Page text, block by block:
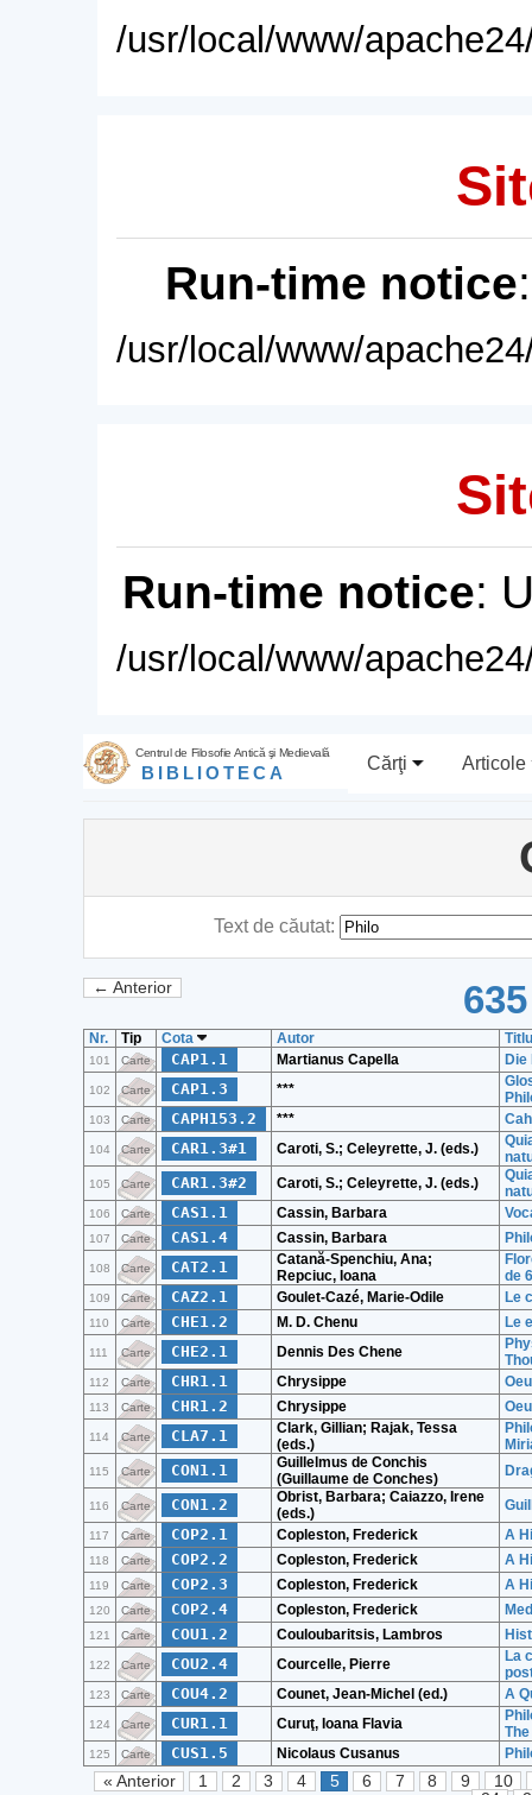
/usr/local/www/
Run-time notice
/usr/local/www/
Run-time notice:
/usr/local/www/
Centrul de Filosofie Antică şi Medievală
BIBLIOTECA Cărţi Articole
Text de căutat:
← Anterior
Nr. Tip Cota Autor Titlu
101 Carte CAP1.1 Martianus Capella
102 Carte CAP1.3 ***
103 Carte CAPH153.2 ***
104 Carte CAR1.3#1 Caroti, S.; Celeyrette, J. (eds.)
105 Carte CAR1.3#2 Caroti, S.; Celeyrette, J. (eds.)
106 Carte CAS1.1 Cassin, Barbara
107 Carte CAS1.4 Cassin, Barbara
108 Carte CAT2.1
Catană-Spenchiu, Ana;
Repciuc, Ioana
de
109 Carte CAZ2.1 Goulet-Cazé, Marie-Odile Le
110 Carte CHE1.2 M. D. Chenu Le
111 Carte CHE2.1 Dennis Des Chene
112 Carte CHR1.1 Chrysippe
113 Carte CHR1.2 Chrysippe
114 Carte CLA7.1
Clark, Gillian; Rajak, Tessa
(eds.)
115 Carte CON1.1
Guillelmus de Conchis
(Guillaume de Conches)
116 Carte CON1.2
Obrist, Barbara; Caiazzo, Irene
(eds.)
117 Carte COP2.1 Copleston, Frederick A
118 Carte COP2.2 Copleston, Frederick A
119 Carte COP2.3 Copleston, Frederick A
120 Carte COP2.4 Copleston, Frederick
121 Carte COU1.2 Couloubaritsis, Lambros
122 Carte COU2.4 Courcelle, Pierre
La
123 Carte COU4.2 Counet, Jean-Michel (ed.) A
124 Carte CUR1.1 Curuţ, Ioana Flavia
125 Carte CUS1.5 Nicolaus Cusanus
« Anterior 1 2 3 4 5 6 7 8 9
10